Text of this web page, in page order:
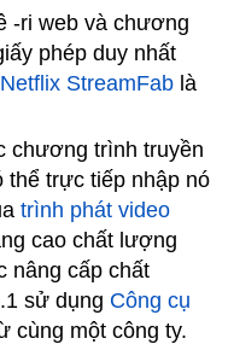
-ri web và chương
phép duy nhất
StreamFab là
chương trình truyền
thể trực tiếp nhập nó
trình phát video
cao chất lượng
nâng cấp chất
sử dụng Công cụ
cùng một công ty.